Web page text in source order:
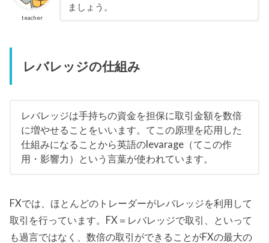
teacher
ましょう。
レバレッジの仕組み
レバレッジは手持ちの資金を担保に取引金額を数倍
に増やせることをいいます。てこの原理を応用した
仕組みになることから英語のlevarage（てこの作
用・影響力）という言葉が使われています。
FXでは、ほとんどのトレーダーがレバレッジを利用して
取引を行っています。FX＝レバレッジで取引、といって
も過言ではなく、数倍の取引ができることがFXの最大の